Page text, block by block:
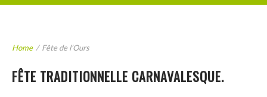
Home / Fête de l’Ours
FÊTE TRADITIONNELLE CARNAVALESQUE.